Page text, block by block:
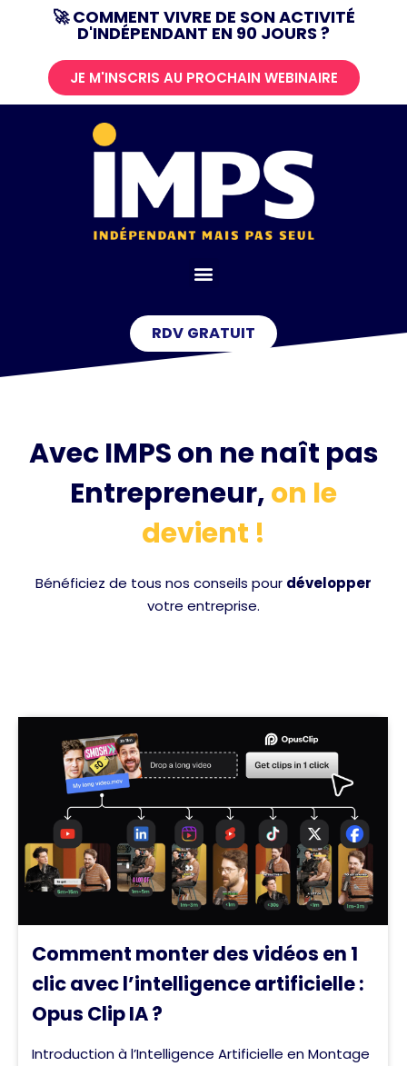
contenu
🚀 COMMENT VIVRE DE SON ACTIVITÉ
D'INDÉPENDANT EN 90 JOURS ?
JE M'INSCRIS AU PROCHAIN WEBINAIRE
RDV GRATUIT
Avec IMPS on ne naît pas
Entrepreneur,on le
devient !
Bénéficiez de tous nos conseils pour développer
votre entreprise.
Comment monter des vidéos en 1
clic avec l’intelligence artificielle :
Opus Clip IA ?
Introduction à l’Intelligence Artificielle en Montage